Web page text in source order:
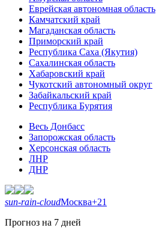
Еврейская автономная область
Камчатский край
Магаданская область
Приморский край
Республика Саха (Якутия)
Сахалинская область
Хабаровский край
Чукотский автономный округ
Забайкальский край
Республика Бурятия
Весь Донбасс
Запорожская область
Херсонская область
ЛНР
ДНР
sun-rain-cloudМосква+21
Прогноз на 7 дней